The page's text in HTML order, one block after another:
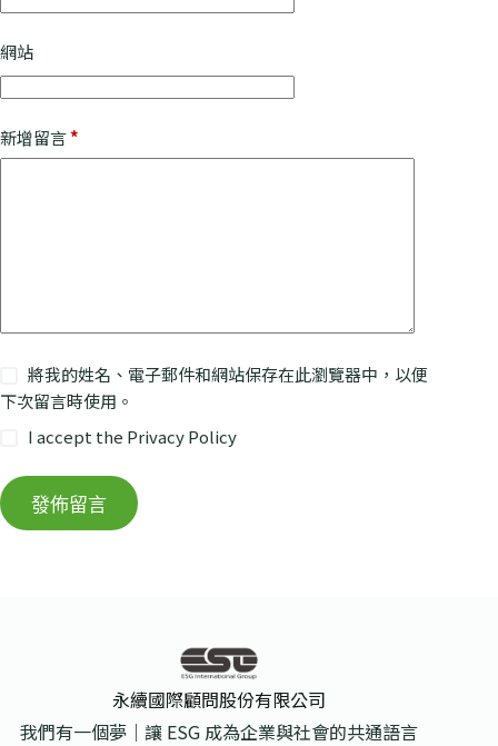
網站
新增留言*
將我的姓名、電子郵件和網站保存在此瀏覽器中，以便
下次留言時使用。
I accept the Privacy Policy
發佈留言
永續國際顧問股份有限公司
我們有一個夢｜讓 ESG 成為企業與社會的共通語言